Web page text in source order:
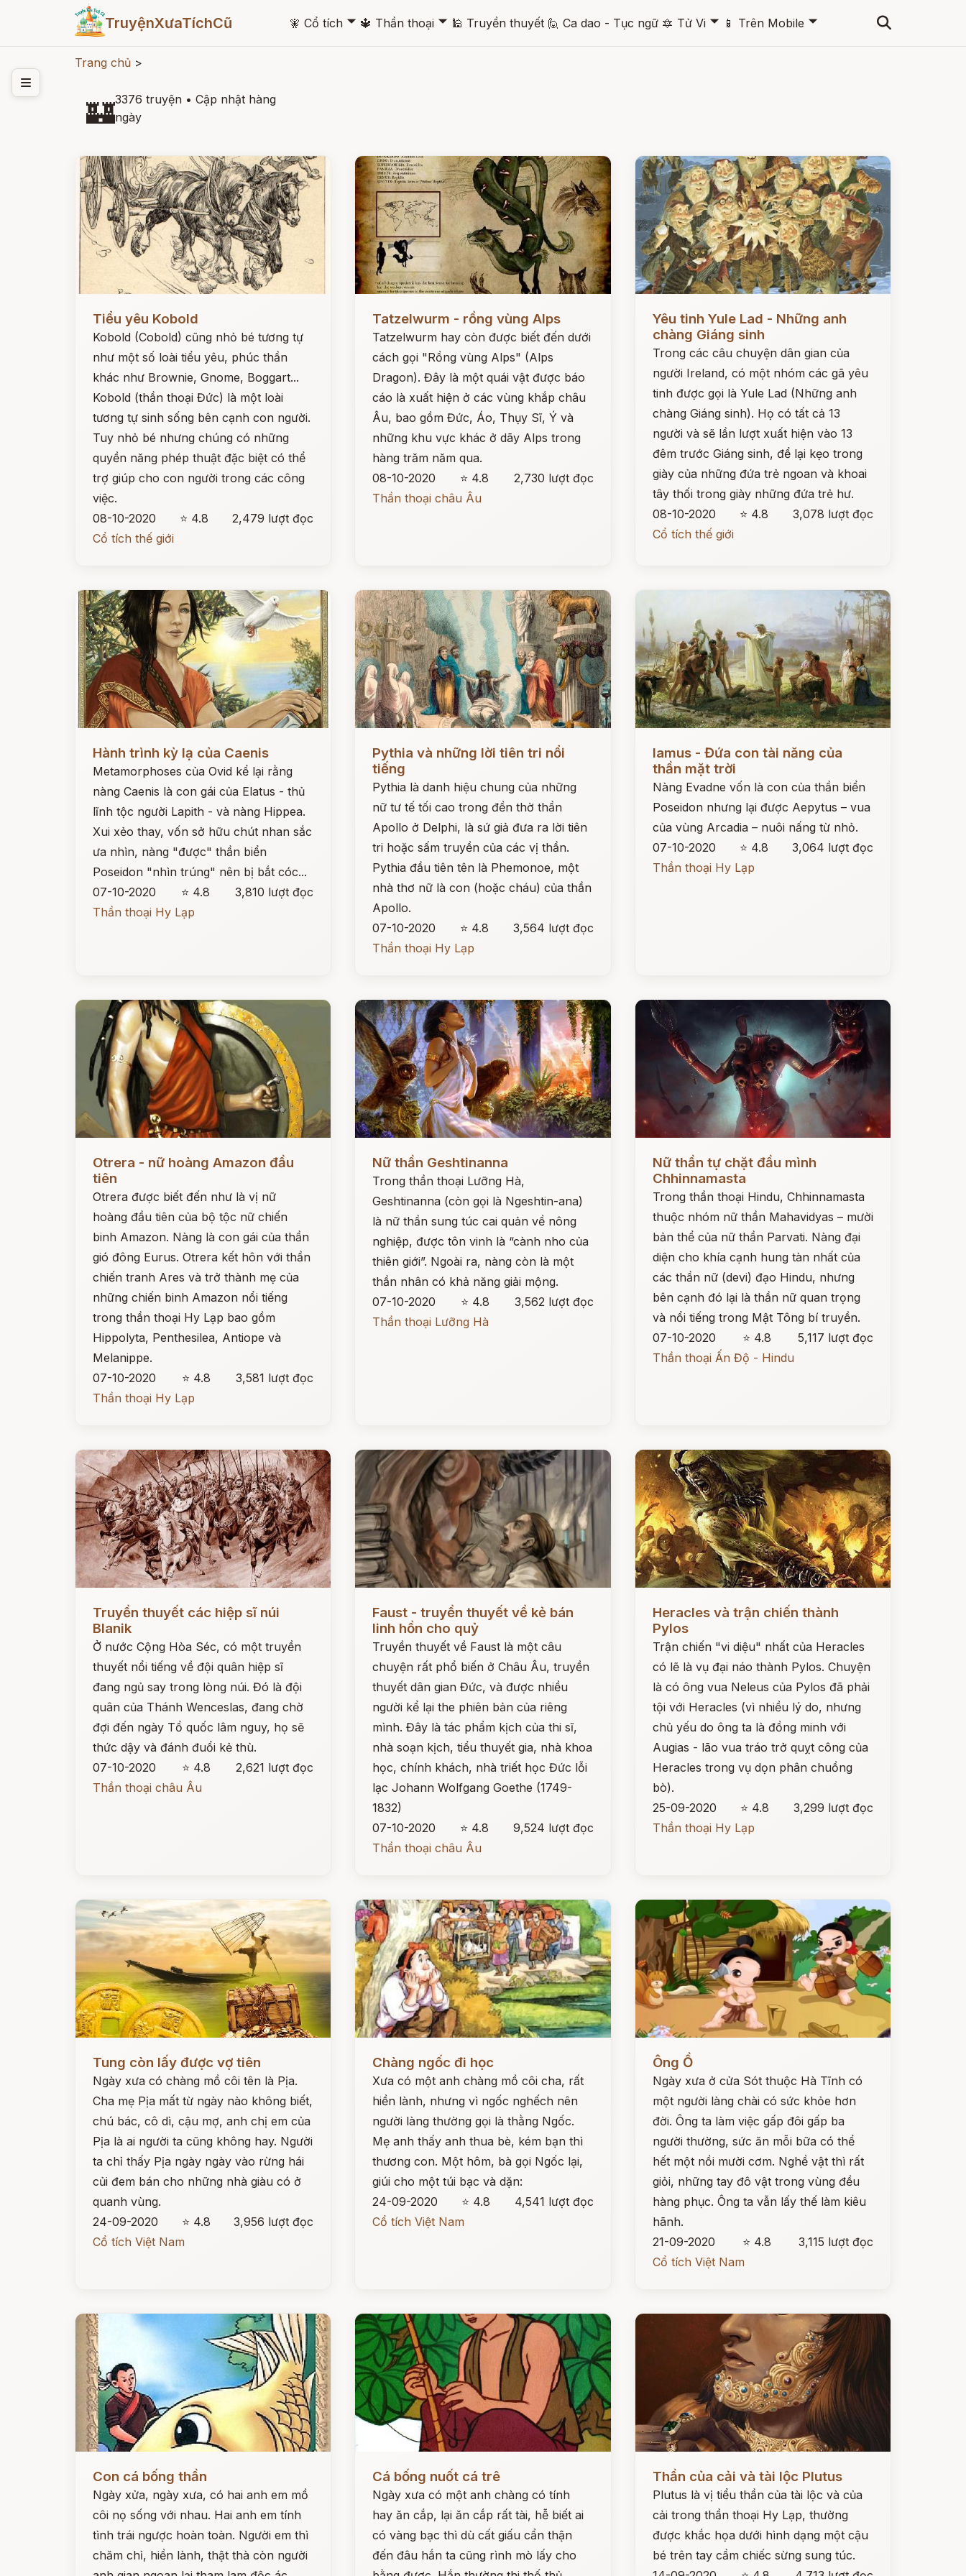
TruyệnXưaTíchCũ 🧚 Cổ tích 🞃 🔱 Thần thoại 🞃 🕌 Truyền thuyết 🙋 Ca dao - Tục ngữ 🔯 Tử Vi 🞃 📱 Trên Mobile 🞃
Trang chủ >
🏰3376 truyện • Cập nhật hàng
ngày
Đọc ngay
Tiểu yêu Kobold
Kobold (Cobold) cũng nhỏ bé tương tự
như một số loài tiểu yêu, phúc thần
khác như Brownie, Gnome, Boggart...
Kobold (thần thoại Đức) là một loài
tương tự sinh sống bên cạnh con người.
Tuy nhỏ bé nhưng chúng có những
quyền năng phép thuật đặc biệt có thể
trợ giúp cho con người trong các công
việc.
08-10-2020
⭐ 4.8
2,479 lượt đọc
Cổ tích thế giới
Tatzelwurm - rồng vùng Alps
Tatzelwurm hay còn được biết đến dưới
cách gọi "Rồng vùng Alps" (Alps
Dragon). Đây là một quái vật được báo
cáo là xuất hiện ở các vùng khắp châu
Âu, bao gồm Đức, Áo, Thụy Sĩ, Ý và
những khu vực khác ở dãy Alps trong
hàng trăm năm qua.
08-10-2020
⭐ 4.8
2,730 lượt đọc
Thần thoại châu Âu
Yêu tinh Yule Lad - Những anh
chàng Giáng sinh
Trong các câu chuyện dân gian của
người Ireland, có một nhóm các gã yêu
tinh được gọi là Yule Lad (Những anh
chàng Giáng sinh). Họ có tất cả 13
người và sẽ lần lượt xuất hiện vào 13
đêm trước Giáng sinh, để lại kẹo trong
giày của những đứa trẻ ngoan và khoai
tây thối trong giày những đứa trẻ hư.
08-10-2020
⭐ 4.8
3,078 lượt đọc
Cổ tích thế giới
Hành trình kỳ lạ của Caenis
Metamorphoses của Ovid kể lại rằng
nàng Caenis là con gái của Elatus - thủ
lĩnh tộc người Lapith - và nàng Hippea.
Xui xẻo thay, vốn sở hữu chút nhan sắc
ưa nhìn, nàng "được" thần biển
Poseidon "nhìn trúng" nên bị bắt cóc...
07-10-2020
⭐ 4.8
3,810 lượt đọc
Thần thoại Hy Lạp
Pythia và những lời tiên tri nổi
tiếng
Pythia là danh hiệu chung của những
nữ tư tế tối cao trong đền thờ thần
Apollo ở Delphi, là sứ giả đưa ra lời tiên
tri hoặc sấm truyền của các vị thần.
Pythia đầu tiên tên là Phemonoe, một
nhà thơ nữ là con (hoặc cháu) của thần
Apollo.
07-10-2020
⭐ 4.8
3,564 lượt đọc
Thần thoại Hy Lạp
Iamus - Đứa con tài năng của
thần mặt trời
Nàng Evadne vốn là con của thần biển
Poseidon nhưng lại được Aepytus – vua
của vùng Arcadia – nuôi nấng từ nhỏ.
07-10-2020
⭐ 4.8
3,064 lượt đọc
Thần thoại Hy Lạp
Otrera - nữ hoàng Amazon đầu
tiên
Otrera được biết đến như là vị nữ
hoàng đầu tiên của bộ tộc nữ chiến
binh Amazon. Nàng là con gái của thần
gió đông Eurus. Otrera kết hôn với thần
chiến tranh Ares và trở thành mẹ của
những chiến binh Amazon nổi tiếng
trong thần thoại Hy Lạp bao gồm
Hippolyta, Penthesilea, Antiope và
Melanippe.
07-10-2020
⭐ 4.8
3,581 lượt đọc
Thần thoại Hy Lạp
Nữ thần Geshtinanna
Trong thần thoại Lưỡng Hà,
Geshtinanna (còn gọi là Ngeshtin-ana)
là nữ thần sung túc cai quản về nông
nghiệp, được tôn vinh là “cành nho của
thiên giới”. Ngoài ra, nàng còn là một
thần nhân có khả năng giải mộng.
07-10-2020
⭐ 4.8
3,562 lượt đọc
Thần thoại Lưỡng Hà
Nữ thần tự chặt đầu mình
Chhinnamasta
Trong thần thoại Hindu, Chhinnamasta
thuộc nhóm nữ thần Mahavidyas – mười
bản thể của nữ thần Parvati. Nàng đại
diện cho khía cạnh hung tàn nhất của
các thần nữ (devi) đạo Hindu, nhưng
bên cạnh đó lại là thần nữ quan trọng
và nổi tiếng trong Mật Tông bí truyền.
07-10-2020
⭐ 4.8
5,117 lượt đọc
Thần thoại Ấn Độ - Hindu
Đọc ngay
Truyền thuyết các hiệp sĩ núi
Blanik
Ở nước Cộng Hòa Séc, có một truyền
thuyết nổi tiếng về đội quân hiệp sĩ
đang ngủ say trong lòng núi. Đó là đội
quân của Thánh Wenceslas, đang chờ
đợi đến ngày Tổ quốc lâm nguy, họ sẽ
thức dậy và đánh đuổi kẻ thù.
07-10-2020
⭐ 4.8
2,621 lượt đọc
Thần thoại châu Âu
Faust - truyền thuyết về kẻ bán
linh hồn cho quỷ
Truyền thuyết về Faust là một câu
chuyện rất phổ biến ở Châu Âu, truyền
thuyết dân gian Đức, và được nhiều
người kể lại the phiên bản của riêng
mình. Đây là tác phẩm kịch của thi sĩ,
nhà soạn kịch, tiểu thuyết gia, nhà khoa
học, chính khách, nhà triết học Đức lỗi
lạc Johann Wolfgang Goethe (1749-
1832)
07-10-2020
⭐ 4.8
9,524 lượt đọc
Thần thoại châu Âu
Heracles và trận chiến thành
Pylos
Trận chiến "vi diệu" nhất của Heracles
có lẽ là vụ đại náo thành Pylos. Chuyện
là có ông vua Neleus của Pylos đã phải
tội với Heracles (vì nhiều lý do, nhưng
chủ yếu do ông ta là đồng minh với
Augias - lão vua tráo trở quỵt công của
Heracles trong vụ dọn phân chuồng
bò).
25-09-2020
⭐ 4.8
3,299 lượt đọc
Thần thoại Hy Lạp
Tung còn lấy được vợ tiên
Ngày xưa có chàng mồ côi tên là Pịa.
Cha mẹ Pịa mất từ ngày nào không biết,
chú bác, cô dì, cậu mợ, anh chị em của
Pịa là ai người ta cũng không hay. Người
ta chỉ thấy Pịa ngày ngày vào rừng hái
củi đem bán cho những nhà giàu có ở
quanh vùng.
24-09-2020
⭐ 4.8
3,956 lượt đọc
Cổ tích Việt Nam
Chàng ngốc đi học
Xưa có một anh chàng mồ côi cha, rất
hiền lành, nhưng vì ngốc nghếch nên
người làng thường gọi là thằng Ngốc.
Mẹ anh thấy anh thua bè, kém bạn thì
thương con. Một hôm, bà gọi Ngốc lại,
giúi cho một túi bạc và dặn:
24-09-2020
⭐ 4.8
4,541 lượt đọc
Cổ tích Việt Nam
Đọc ngay
Ông Ồ
Ngày xưa ở cửa Sót thuộc Hà Tĩnh có
một người làng chài có sức khỏe hơn
đời. Ông ta làm việc gấp đôi gấp ba
người thường, sức ăn mỗi bữa có thể
hết một nồi mười cơm. Nghề vật thì rất
giỏi, những tay đô vật trong vùng đều
hàng phục. Ông ta vẫn lấy thế làm kiêu
hãnh.
21-09-2020
⭐ 4.8
3,115 lượt đọc
Cổ tích Việt Nam
Con cá bống thần
Ngày xửa, ngày xưa, có hai anh em mồ
côi nọ sống với nhau. Hai anh em tính
tình trái ngược hoàn toàn. Người em thì
chăm chỉ, hiền lành, thật thà còn người
Đọc ngay
Cá bống nuốt cá trê
Ngày xưa có một anh chàng có tính
hay ăn cắp, lại ăn cắp rất tài, hễ biết ai
có vàng bạc thì dù cất giấu cẩn thận
đến đâu hắn ta cũng rình mò lấy cho
Đọc ngay
Thần của cải và tài lộc Plutus
Plutus là vị tiểu thần của tài lộc và của
cải trong thần thoại Hy Lạp, thường
được khắc họa dưới hình dạng một cậu
bé trên tay cầm chiếc sừng sung túc.